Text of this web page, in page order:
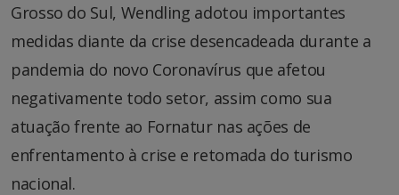
Grosso do Sul, Wendling adotou importantes
medidas diante da crise desencadeada durante a
pandemia do novo Coronavírus que afetou
negativamente todo setor, assim como sua
atuação frente ao Fornatur nas ações de
enfrentamento à crise e retomada do turismo
nacional.